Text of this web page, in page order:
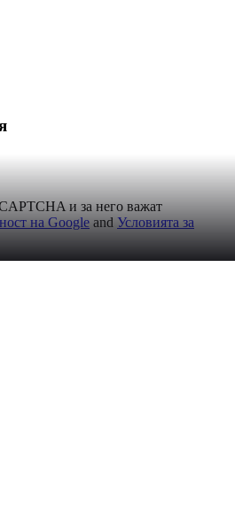
и за него важат
на Google and Условията за